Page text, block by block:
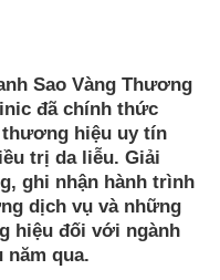
Sao Vàng Thương
đã chính thức
hiệu uy tín
trị da liễu. Giải
ghi nhận hành trình
dịch vụ và những
hiệu đối với ngành
năm qua.